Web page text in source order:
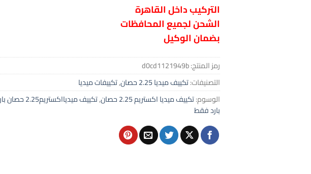
التركيب داخل القاهرة
الشحن لجميع المحافظات
بضمان الوكيل
رمز المنتج:d0cd1121949b
التصنيفات:تكييف ميديا 2.25 حصان ,تكييفات ميديا
الوسوم:تكييف ميديا اكستريم 2.25 حصان ,تكييف ميديااكستريم2.25 حصان بارد فقط
بارد فقط